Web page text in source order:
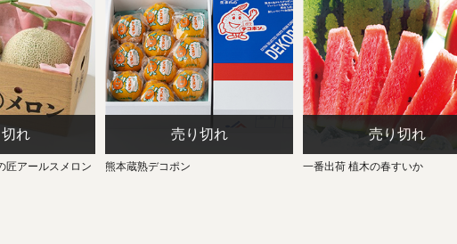
匠アールスメロン 熊本蔵熟デコポン 一番出荷 植木の春すいか